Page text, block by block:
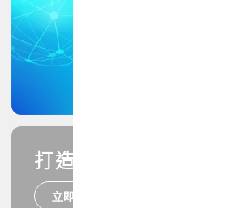
打造您的PCB專業技能
立即報名